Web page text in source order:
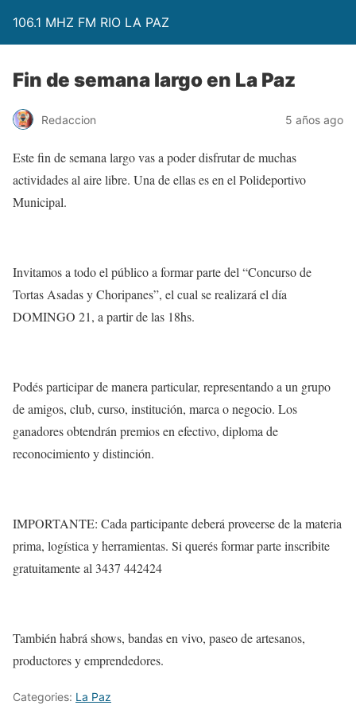
106.1 MHZ FM RIO LA PAZ
Fin de semana largo en La Paz
Redaccion 5 años ago
Este fin de semana largo vas a poder disfrutar de muchas
actividades al aire libre. Una de ellas es en el Polideportivo
Municipal.
Invitamos a todo el público a formar parte del “Concurso de
Tortas Asadas y Choripanes”, el cual se realizará el día
DOMINGO 21, a partir de las 18hs.
Podés participar de manera particular, representando a un grupo
de amigos, club, curso, institución, marca o negocio. Los
ganadores obtendrán premios en efectivo, diploma de
reconocimiento y distinción.
IMPORTANTE: Cada participante deberá proveerse de la materia
prima, logística y herramientas. Si querés formar parte inscribite
gratuitamente al 3437 442424
También habrá shows, bandas en vivo, paseo de artesanos,
productores y emprendedores.
Categories: La Paz